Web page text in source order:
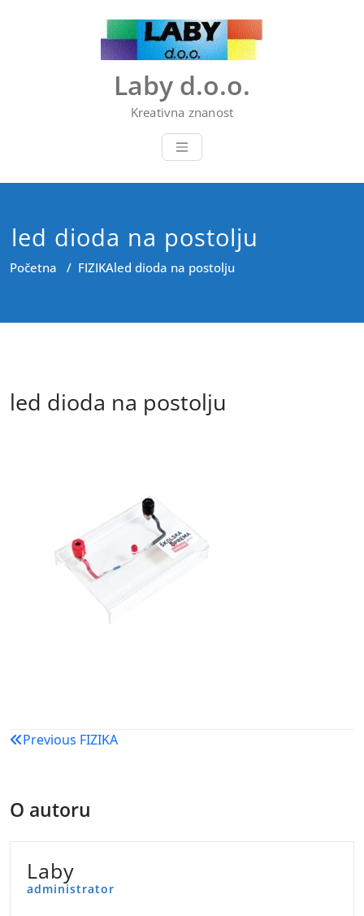
Laby d.o.o.
Kreativna znanost
led dioda na postolju
Početna / FIZIKAled dioda na postolju
led dioda na postolju
Navigacija
Previous FIZIKA
O autoru
Laby
administrator